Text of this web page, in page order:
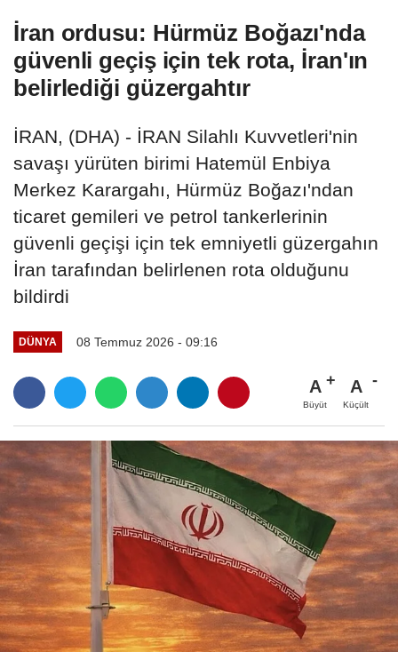
İran ordusu: Hürmüz Boğazı'nda
güvenli geçiş için tek rota, İran'ın
belirlediği güzergahtır
İRAN, (DHA) - İRAN Silahlı Kuvvetleri'nin
savaşı yürüten birimi Hatemül Enbiya
Merkez Karargahı, Hürmüz Boğazı'ndan
ticaret gemileri ve petrol tankerlerinin
güvenli geçişi için tek emniyetli güzergahın
İran tarafından belirlenen rota olduğunu
bildirdi
DÜNYA 08 Temmuz 2026 - 09:16
A
Büyüt
A
Küçült